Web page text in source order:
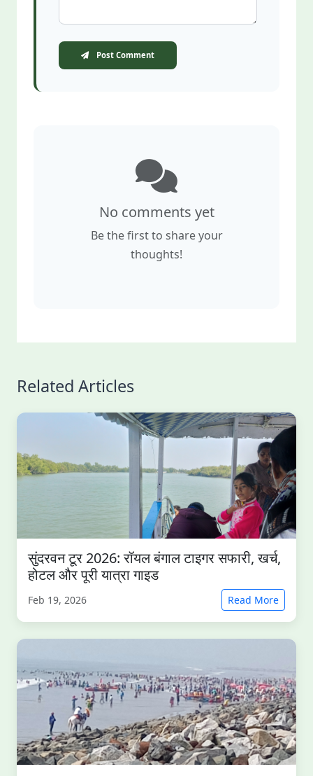
Post Comment
No comments yet
Be the first to share your
thoughts!
Related Articles
सुंदरवन टूर 2026: रॉयल बंगाल टाइगर सफारी, खर्च,
होटल और पूरी यात्रा गाइड
Feb 19, 2026 Read More